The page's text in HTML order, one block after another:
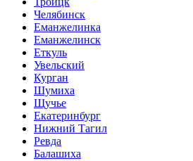
Челябинск
Еманжелинка
Еманжелинск
Еткуль
Увельский
Курган
Шумиха
Щучье
Екатеринбург
Нижний Тагил
Ревда
Балашиха